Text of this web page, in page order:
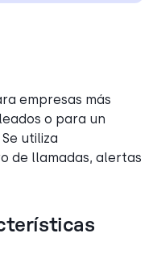
empresas más
o para un
utiliza
de llamadas, alertas